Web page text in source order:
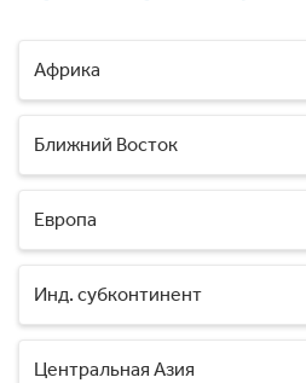
Африка
Ближний Восток
Европа
Инд. субконтинент
Центральная Азия